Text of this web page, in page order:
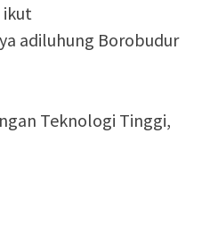
ikut
adiluhung Borobudur
Teknologi Tinggi,